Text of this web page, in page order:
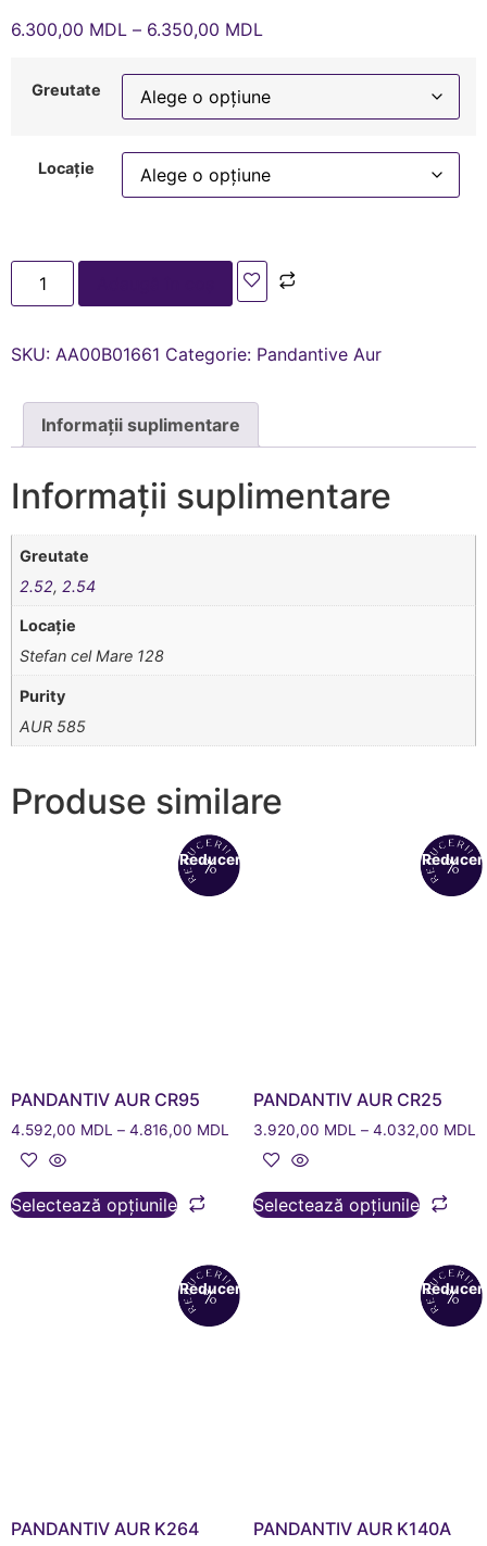
6.300,00 MDL – 6.350,00 MDL
Greutate
Locație
SKU: AA00В01661 Categorie: Pandantive Aur
Informații suplimentare
Informații suplimentare
Greutate
2.52, 2.54
Locație
Stefan cel Mare 128
Purity
AUR 585
Produse similare
Reduceri!
PANDANTIV AUR CR95
4.592,00 MDL – 4.816,00 MDL
Selectează opțiunile
PANDANTIV AUR CR25
3.920,00 MDL – 4.032,00 MDL
Selectează opțiunile
Reduceri!
PANDANTIV AUR K264 PANDANTIV AUR K140A